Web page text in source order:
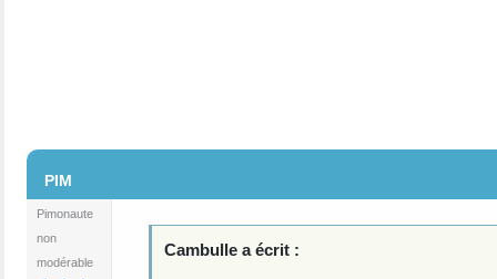
PIM
Pimonaute
non
modérable
Cambulle a écrit :